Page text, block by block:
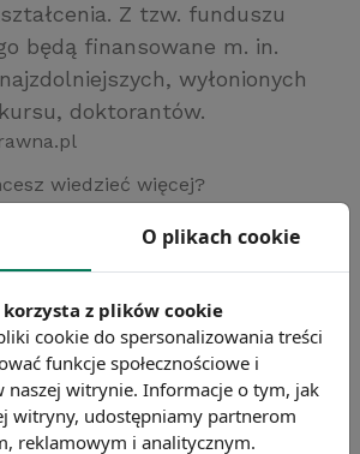
Z tzw. funduszu
będą finansowane m. in.
wyłonionych
doktorantów.
wiedzieć więcej?
O plikach cookie
z plików cookie
cookie do spersonalizowania treści
funkcje społecznościowe i
naszej witrynie. Informacje o tym, jak
witryny, udostępniamy partnerom
reklamowym i analitycznym.